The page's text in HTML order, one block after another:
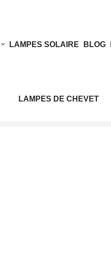
LAMPES SOLAIRE BLOG
LAMPES DE CHEVET